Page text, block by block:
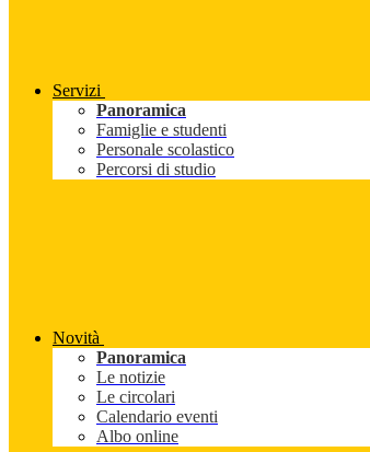
Servizi
Panoramica
Famiglie e studenti
Personale scolastico
Percorsi di studio
Novità
Panoramica
Le notizie
Le circolari
Calendario eventi
Albo online